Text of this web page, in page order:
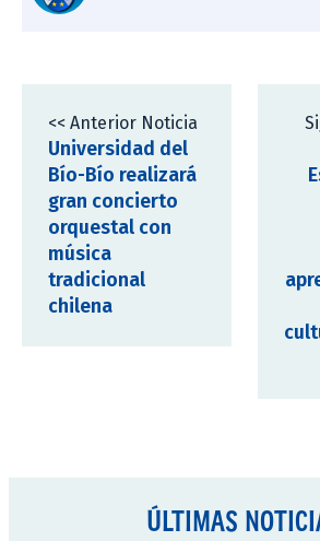
<< Anterior Noticia
Universidad del
Bío-Bío realizará
gran concierto
orquestal con
música
tradicional
chilena
ÚLTIMAS